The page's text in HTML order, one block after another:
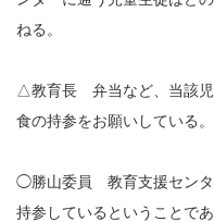
ねる。
△教育長 弁当など、当該児
食の持参をお願いしている。
◯勝山委員 教育支援センタ
持参しているということで